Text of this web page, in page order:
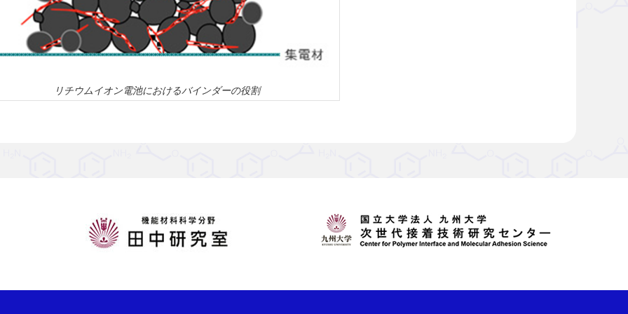
リチウムイオン電池におけるバインダーの役割